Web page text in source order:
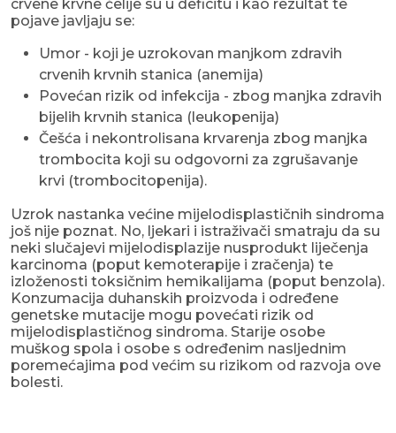
crvene krvne ćelije su u deficitu i kao rezultat te
pojave javljaju se:
Umor - koji je uzrokovan manjkom zdravih
crvenih krvnih stanica (anemija)
Povećan rizik od infekcija - zbog manjka zdravih
bijelih krvnih stanica (leukopenija)
Češća i nekontrolisana krvarenja zbog manjka
trombocita koji su odgovorni za zgrušavanje
krvi (trombocitopenija).
Uzrok nastanka većine mijelodisplastičnih sindroma
još nije poznat. No, ljekari i istraživači smatraju da su
neki slučajevi mijelodisplazije nusprodukt liječenja
karcinoma (poput kemoterapije i zračenja) te
izloženosti toksičnim hemikalijama (poput benzola).
Konzumacija duhanskih proizvoda i određene
genetske mutacije mogu povećati rizik od
mijelodisplastičnog sindroma. Starije osobe
muškog spola i osobe s određenim nasljednim
poremećajima pod većim su rizikom od razvoja ove
bolesti.